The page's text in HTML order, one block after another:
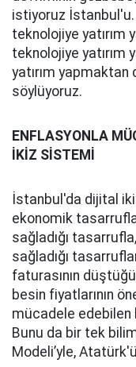
istiyoruz
teknolojiye yatırım
teknolojiye yatırım
yatırım
söylüyoruz.
ENFLASYONLA
İKİZ SİSTEMİ
İstanbul'da dijital
ekonomik
sağladığı
sağladığı
faturasının
besin fiyatlarının
mücadele edebilen
Bunu da bir tek
Modeli’yle,